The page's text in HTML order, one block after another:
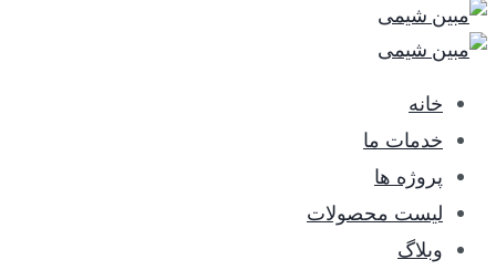
خانه
خدمات ما
پروژه ها
لیست محصولات
وبلاگ